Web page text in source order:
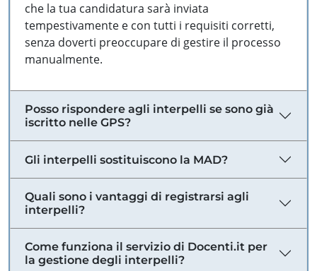
che la tua candidatura sarà inviata
tempestivamente e con tutti i requisiti corretti,
senza doverti preoccupare di gestire il processo
manualmente.
Posso rispondere agli interpelli se sono già
iscritto nelle GPS?
Gli interpelli sostituiscono la MAD?
Quali sono i vantaggi di registrarsi agli
interpelli?
Come funziona il servizio di Docenti.it per
la gestione degli interpelli?